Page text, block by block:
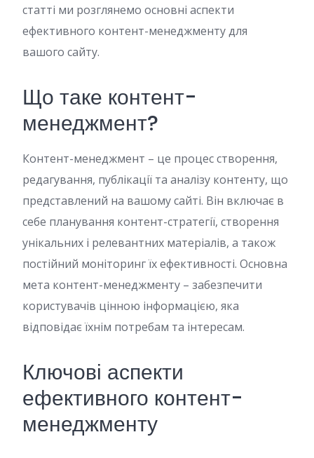
статті ми розглянемо основні аспекти
ефективного контент-менеджменту для
вашого сайту.
Що таке контент-
менеджмент?
Контент-менеджмент – це процес створення,
редагування, публікації та аналізу контенту, що
представлений на вашому сайті. Він включає в
себе планування контент-стратегії, створення
унікальних і релевантних матеріалів, а також
постійний моніторинг їх ефективності. Основна
мета контент-менеджменту – забезпечити
користувачів цінною інформацією, яка
відповідає їхнім потребам та інтересам.
Ключові аспекти
ефективного контент-
менеджменту